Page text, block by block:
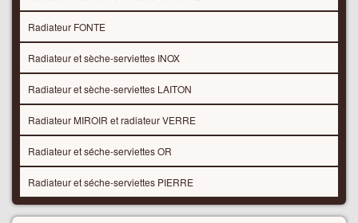
Radiateur FONTE
Radiateur et sèche-serviettes INOX
Radiateur et sèche-serviettes LAITON
Radiateur MIROIR et radiateur VERRE
Radiateur et séche-serviettes OR
Radiateur et séche-serviettes PIERRE